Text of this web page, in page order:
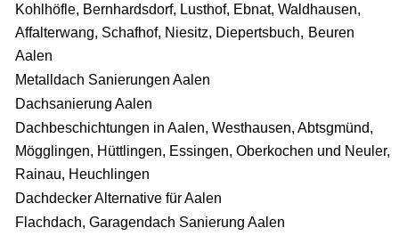
Kohlhöfle, Bernhardsdorf, Lusthof, Ebnat, Waldhausen,
Affalterwang, Schafhof, Niesitz, Diepertsbuch, Beuren
Aalen
Metalldach Sanierungen Aalen
Dachsanierung Aalen
Dachbeschichtungen in Aalen, Westhausen, Abtsgmünd,
Mögglingen, Hüttlingen, Essingen, Oberkochen und Neuler,
Rainau, Heuchlingen
Dachdecker Alternative für Aalen
Flachdach, Garagendach Sanierung Aalen